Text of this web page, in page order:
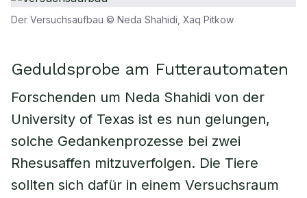
Der Versuchsaufbau © Neda Shahidi, Xaq Pitkow
Geduldsprobe am Futterautomaten
Forschenden um Neda Shahidi von der
University of Texas ist es nun gelungen,
solche Gedankenprozesse bei zwei
Rhesusaffen mitzuverfolgen. Die Tiere
sollten sich dafür in einem Versuchsraum